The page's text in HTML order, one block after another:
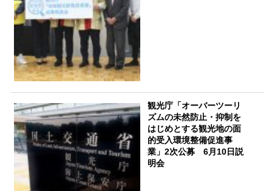
観光庁「オーバーツーリ
ズムの未然防止・抑制を
はじめとする観光地の面
的受入環境整備促進事
業」2次公募 6月10日説
明会